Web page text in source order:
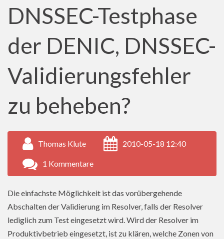
DNSSEC-Testphase
der DENIC, DNSSEC-
Validierungsfehler
zu beheben?
Thomas Klute 2010-05-18 12:40
1 Kommentare
Die einfachste Möglichkeit ist das vorübergehende
Abschalten der Validierung im Resolver, falls der Resolver
lediglich zum Test eingesetzt wird. Wird der Resolver im
Produktivbetrieb eingesetzt, ist zu klären, welche Zonen von